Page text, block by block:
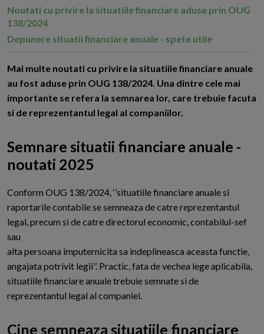
Noutati cu privire la situatiile financiare aduse prin OUG
138/2024
Depunere situatii financiare anuale - spete utile
Mai multe noutati cu privire la situatiile financiare anuale
au fost aduse prin OUG 138/2024. Una dintre cele mai
importante se refera la semnarea lor, care trebuie facuta
si de reprezentantul legal al companiilor.
Semnare situatii financiare anuale -
noutati 2025
Conform OUG 138/2024, ‘’situatiile financiare anuale si
raportarile contabile se semneaza de catre reprezentantul
legal, precum si de catre directorul economic, contabilul-sef
sau
alta persoana imputernicita sa indeplineasca aceasta functie,
angajata potrivit legii’’. Practic, fata de vechea lege aplicabila,
situatiile financiare anuale trebuie semnate si de
reprezentantul legal al companiei.
Cine semneaza situatiile financiare